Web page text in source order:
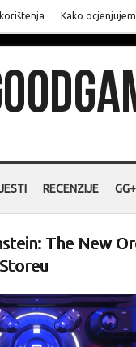
Kako
RECENZIJE GG+
The New